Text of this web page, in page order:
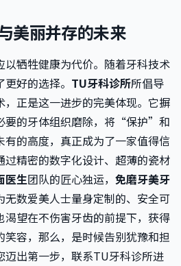
美丽并存的未来
牺牲健康为代价。随着牙科技术
好的选择。 TU牙科诊所所倡导
，正是这一进步的完美体现。它摒
要的牙体组织磨除，将“保护”和
的高度，真正成为了一家值得信
过精密的数字化设计、超薄的瓷材
医生团队的匠心独运， 免磨牙美牙
无数爱美人士量身定制的、安全可
望在不伤害牙齿的前提下，获得
容，那么，是时候告别犹豫和担
迈出第一步，联系TU牙科诊所进